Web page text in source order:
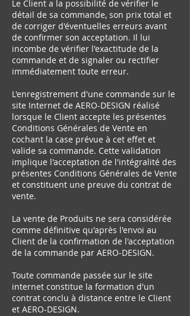
Le Client a la possibilité de vérifier le
détail de sa commande, son prix total et
de corriger d'éventuelles erreurs avant
de confirmer son acceptation. Il lui
incombe de vérifier l'exactitude de la
commande et de signaler ou rectifier
immédiatement toute erreur.
L'enregistrement d'une commande sur le
site Internet de AERO-DESIGN réalisé
lorsque le Client accepte les présentes
Conditions Générales de Vente en
cochant la case prévue à cet effet et
valide sa commande. Cette validation
implique l'acceptation de l'intégralité des
présentes Conditions Générales de Vente
et constituent une preuve du contrat de
vente.
La vente de Produits ne sera considérée
comme définitive qu'après l'envoi au
Client de la confirmation de l'acceptation
de la commande par AERO-DESIGN.
Toute commande passée sur le site
internet constitue la formation d'un
contrat conclu à distance entre le Client
et AERO-DESIGN.